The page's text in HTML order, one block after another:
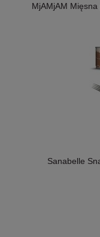
MjAMjAM
Sanabelle